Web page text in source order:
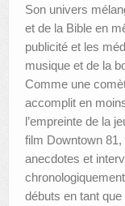
Son univers
et de la Bible en
publicité et les
musique et de la
Comme une
accomplit en
l’empreinte de la
film Downtown 81,
anecdotes et
débuts en tant